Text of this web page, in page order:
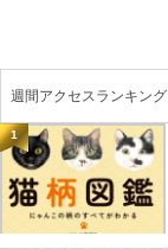
週間アクセスランキング
1